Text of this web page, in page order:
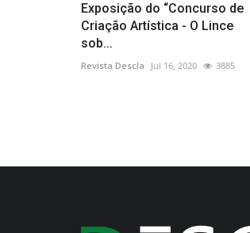
Exposição do “Concurso de
Criação Artística - O Lince
sob...
Revista Descla Jul 16, 2020 3885